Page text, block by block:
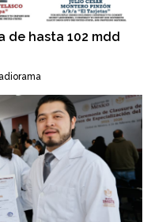
de hasta 102 mdd